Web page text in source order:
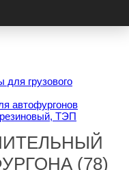
для грузового
автофургонов
ТЭП
(78)